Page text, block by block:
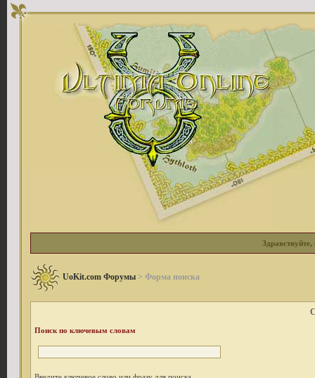
Здравствуйте,
UoKit.com Форумы > Форма поиска
Поиск по ключевым словам